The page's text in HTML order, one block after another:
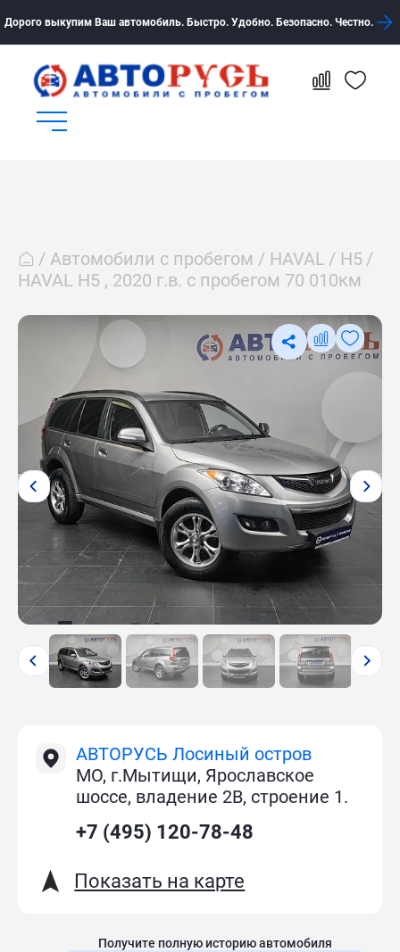
Дорого выкупим Ваш автомобиль. Быстро. Удобно. Безопасно. Честно.
Автомобили с пробегом HAVAL
H5
HAVAL H5 , 2020 г.в. с пробегом 70 010км
АВТОРУСЬ Лосиный остров
МО, г.Мытищи, Ярославское
шоссе, владение 2В, строение 1.
+7 (495) 120-78-48
Показать на карте
Получите полную историю автомобиля